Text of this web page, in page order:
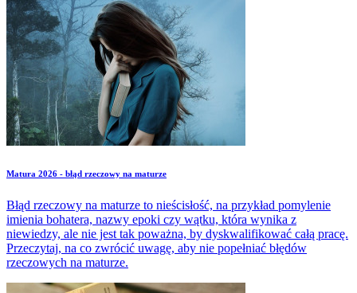
odpowiedzi.
Matura 2026 - błąd rzeczowy na maturze
Błąd rzeczowy na maturze to nieścisłość, na przykład pomylenie
imienia bohatera, nazwy epoki czy wątku, która wynika z
niewiedzy, ale nie jest tak poważna, by dyskwalifikować całą pracę.
Przeczytaj, na co zwrócić uwagę, aby nie popełniać błędów
rzeczowych na maturze.